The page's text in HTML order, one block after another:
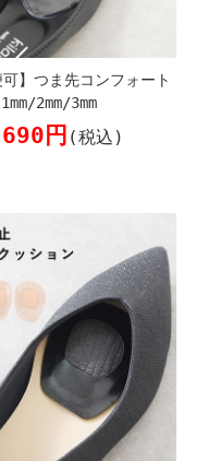
】つま先コンフォート
1mm/2mm/3mm
円 (税込)